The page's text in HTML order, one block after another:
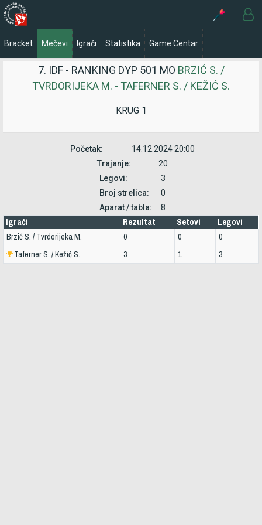
Bracket Mečevi Igrači Statistika Game Centar
7. IDF - RANKING DYP 501 MO BRZIĆ S. /
TVRDORIJEKA M. - TAFERNER S. / KEŽIĆ S.
KRUG 1
Početak:
14.12.2024 20:00
Trajanje:
20
Legovi:
3
Broj strelica:
0
Aparat / tabla:
8
Igrači Rezultat Setovi Legovi
Brzić S. / Tvrdorijeka M. 0 0
0
Taferner S. / Kežić S.
3 1 3